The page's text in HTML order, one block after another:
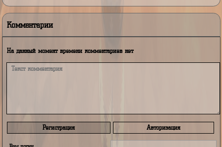
худший тип дорожного покрытия дороги на участке транзитного
маршрута - асфальт;
длина транзитного маршрута - 31 км;
тип автомобиля с требуемой проходимостью для транзитного
маршрута и пути от пункта проката до старта речного маршрута -
Комментарии
На данный момент времени комментариев нет